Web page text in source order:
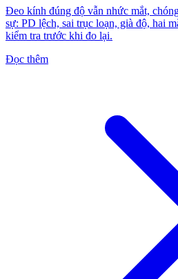
Đeo kính đúng độ vẫn nhức mắt,
sự: PD lệch, sai trục loạn, già độ, hai
kiểm tra trước khi đo lại.
Đọc thêm